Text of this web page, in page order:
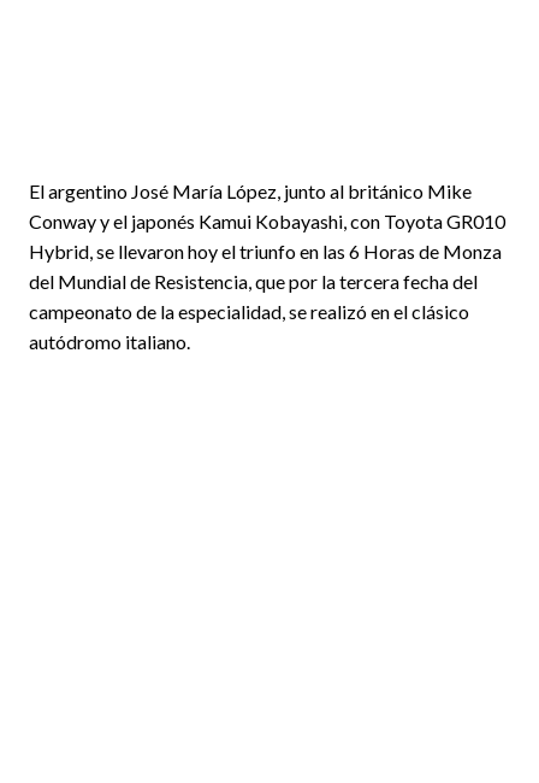
El argentino José María López, junto al británico Mike
Conway y el japonés Kamui Kobayashi, con Toyota GR010
Hybrid, se llevaron hoy el triunfo en las 6 Horas de Monza
del Mundial de Resistencia, que por la tercera fecha del
campeonato de la especialidad, se realizó en el clásico
autódromo italiano.